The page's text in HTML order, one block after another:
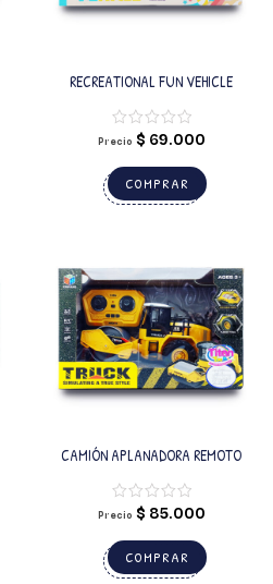
RECREATIONAL FUN VEHICLE
Precio $ 69.000
COMPRAR
CAMIÓN APLANADORA REMOTO
Precio $ 85.000
COMPRAR